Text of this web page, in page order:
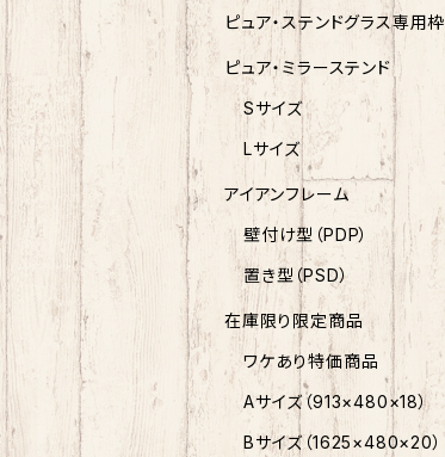
ピュア・ステンドグラス専用枠
ピュア・ミラーステンド
Sサイズ
Lサイズ
アイアンフレーム
壁付け型（PDP）
置き型（PSD）
在庫限り限定商品
ワケあり特価商品
Aサイズ（913×480×18）
Bサイズ（1625×480×20）